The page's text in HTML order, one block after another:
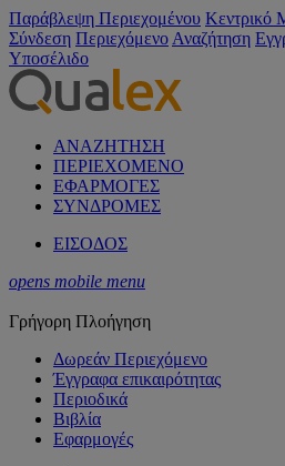
Παράβλεψη Περιεχομένου Κεντρικό
Σύνδεση Περιεχόμενο Αναζήτηση
Υποσέλιδο
ΑΝΑΖΗΤΗΣΗ
ΠΕΡΙΕΧΟΜΕΝΟ
ΕΦΑΡΜΟΓΕΣ
ΣΥΝΔΡΟΜΕΣ
ΕΙΣΟΔΟΣ
opens mobile menu
Γρήγορη Πλοήγηση
Δωρεάν Περιεχόμενο
Έγγραφα επικαιρότητας
Περιοδικά
Βιβλία
Εφαρμογές